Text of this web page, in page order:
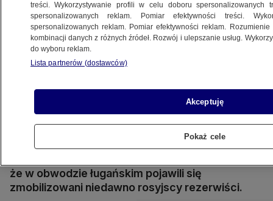
20.10.2022, 08:33
Udostępnij
w sprawie przyjazdu do Rosji irańskich
instruktorów i doradców - przekazał w czwartek
Sztab Generalny Sił Zbrojnych Ukrainy. Mają oni
szkolić Rosjan w zakresie wykorzystania
produkowanych w Iranie dronów bojowych.
że w obwodzie ługańskim pojawili się
zmobilizowani niedawno rosyjscy rezerwiści.
treści. Wykorzystywanie profili w celu doboru spersonalizowanych
spersonalizowanych reklam. Pomiar efektywności treści.
spersonalizowanych reklam. Pomiar efektywności reklam.
kombinacji danych z różnych źródeł. Rozwój i ulepszanie usług.
do wyboru reklam.
Lista partnerów (dostawców)
Akceptuję
Pokaż cele